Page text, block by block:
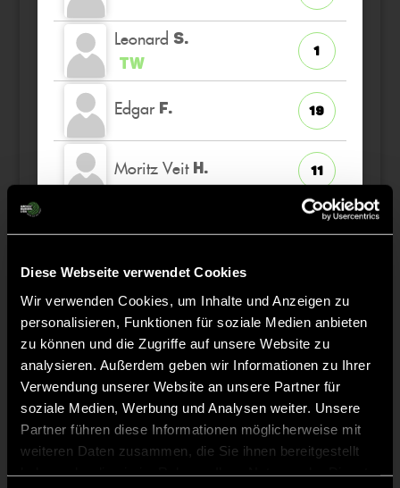
Diese Webseite verwendet Cookies
Wir verwenden Cookies, um Inhalte und Anzeigen zu
personalisieren, Funktionen für soziale Medien anbieten
zu können und die Zugriffe auf unsere Website zu
analysieren. Außerdem geben wir Informationen zu Ihrer
Verwendung unserer Website an unsere Partner für
soziale Medien, Werbung und Analysen weiter. Unsere
Partner führen diese Informationen möglicherweise mit
weiteren Daten zusammen, die Sie ihnen bereitgestellt
Leonard S.
TW
1
Edgar F. 19
Moritz Veit H. 11
Staff
Leon ARNOLD
TW = Torwart & ETW = Ersatztorwart, K = Kapitän